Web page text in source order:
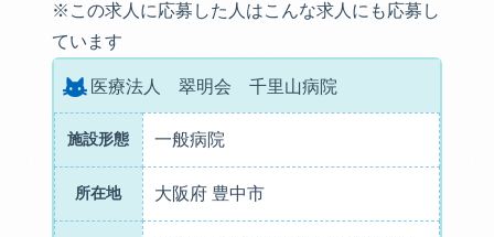
※この求人に応募した人はこんな求人にも応募し
ています
医療法人 翠明会 千里山病院
施設形態 一般病院
所在地 大阪府 豊中市